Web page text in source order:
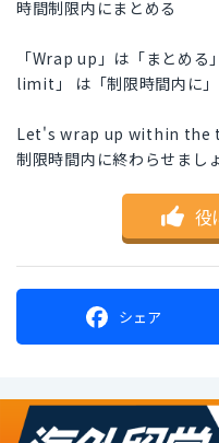
時間制限内にまとめる
「Wrap up」は「まとめ
limit」 は「制限時間内に」
Let's wrap up within the
制限時間内に終わらせましょ
役
シェア